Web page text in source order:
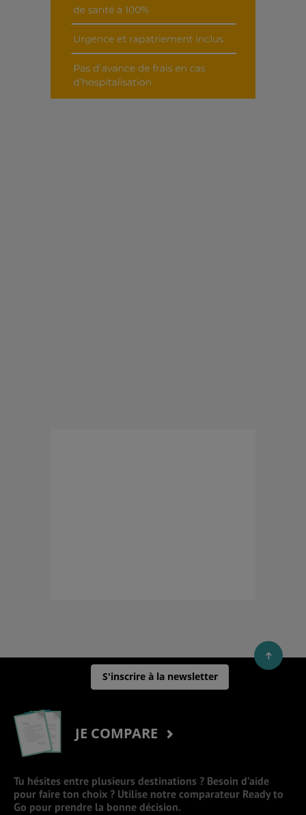
S'inscrire à la newsletter
JE COMPARE
Tu hésites entre plusieurs destinations ? Besoin d’aide
pour faire ton choix ? Utilise notre comparateur Ready to
Go pour prendre la bonne décision.